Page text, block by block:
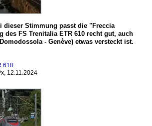
dieser Stimmung passt die "Freccia
des FS Trenitalia ETR 610 recht gut, auch
- Genève) etwas versteckt ist.
610
12.11.2024